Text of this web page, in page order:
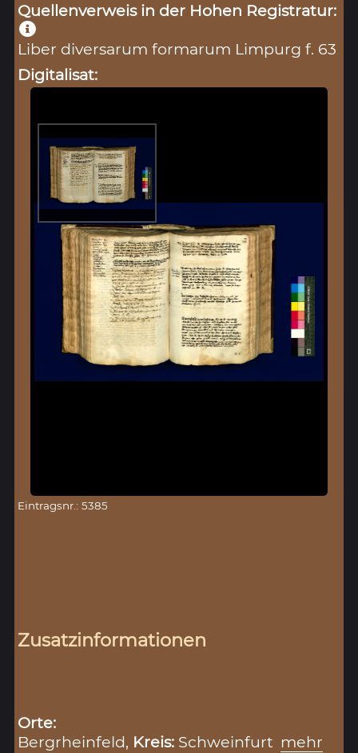
Quellenverweis in der Hohen Registratur:
Liber diversarum formarum Limpurg f. 63
Digitalisat:
Eintragsnr.: 5385
Zusatzinformationen
Orte:
Bergrheinfeld, Kreis: Schweinfurt mehr